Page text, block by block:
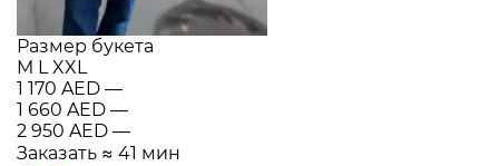
Размер букета
M LXXL
1 170 AED —
1 660 AED —
2 950 AED —
Заказать ≈ 41 мин